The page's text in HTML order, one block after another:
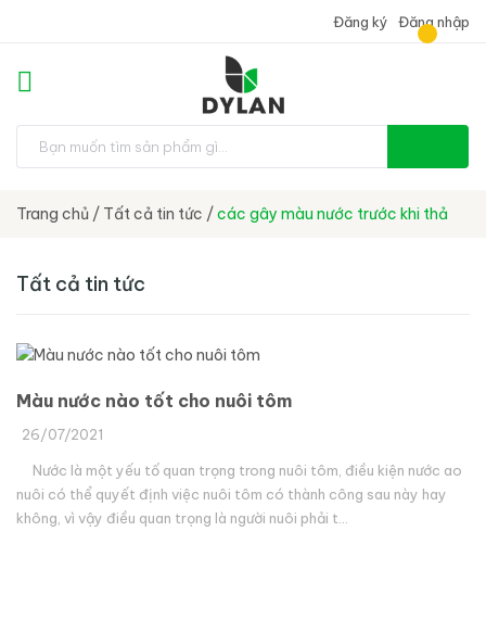
Đăng ký Đăng nhập
Trang chủ / Tất cả tin tức /các gây màu nước trước khi thả
Tất cả tin tức
Màu nước nào tốt cho nuôi tôm
26/07/2021
Nước là một yếu tố quan trọng trong nuôi tôm, điều kiện nước ao
nuôi có thể quyết định việc nuôi tôm có thành công sau này hay
không, vì vậy điều quan trọng là người nuôi phải t...